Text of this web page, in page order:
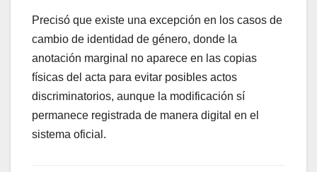
Precisó que existe una excepción en los casos de
cambio de identidad de género, donde la
anotación marginal no aparece en las copias
físicas del acta para evitar posibles actos
discriminatorios, aunque la modificación sí
permanece registrada de manera digital en el
sistema oficial.